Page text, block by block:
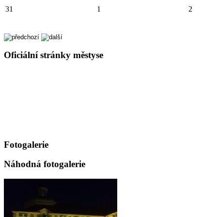
31 1 2
Oficiální stránky městyse
Fotogalerie
Náhodná fotogalerie